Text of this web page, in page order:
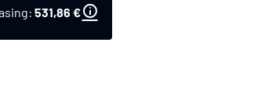
531,86 €